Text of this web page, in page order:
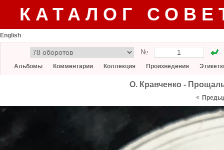
КАТАЛОГ
English
№
Альбомы Комментарии Коллекция Произведения
О. Кравченко -
«